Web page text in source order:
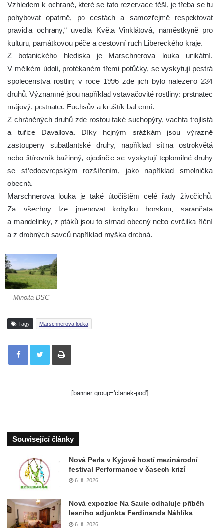
Vzhledem k ochraně, které se tato rezervace těší, je třeba se tu
pohybovat opatrně, po cestách a samozřejmě respektovat
pravidla ochrany,“ uvedla Květa Vinklátová, náměstkyně pro
kulturu, památkovou péče a cestovní ruch Libereckého kraje.
Z botanického hlediska je Marschnerova louka unikátní.
V mělkém údolí, protékaném třemi potůčky, se vyskytují pestrá
společenstva rostlin; v roce 1996 zde jich bylo nalezeno 234
druhů. Významné jsou například vstavačovité rostliny: prstnatec
májový, prstnatec Fuchsův a kruštík bahenní.
Z chráněných druhů zde rostou také suchopýry, vachta trojlistá
a tuřice Davallova. Díky hojným srážkám jsou výrazně
zastoupeny subatlantské druhy, například sítina ostrokvětá
nebo štírovník bažinný, ojediněle se vyskytují teplomilné druhy
se středoevropským rozšířením, jako například smolnička
obecná.
Marschnerova louka je také útočištěm celé řady živočichů.
Za všechny lze jmenovat kobylku horskou, sarančata
a mandelinky, z ptáků jsou to strnad obecný nebo cvrčilka říční
a z drobných savců například myška drobná.
Minolta DSC
Tagy Marschnerova louka
Tisknout
[banner group='clanek-pod']
Související články
Nová Perla v Kyjově hostí mezinárodní
festival Performance v časech krizí
6. 8. 2026
Nová expozice Na Saule odhaluje příběh
lesního adjunkta Ferdinanda Náhlíka
6. 8. 2026